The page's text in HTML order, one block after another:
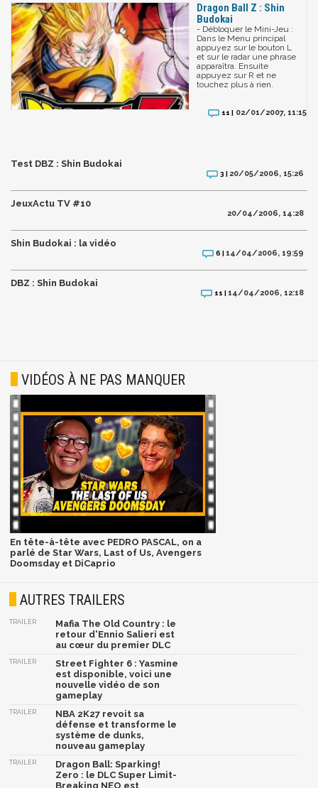
Dragon Ball Z : Shin
Budokai
- Débloquer le Mini-Jeu :
Dans le Menu principal
appuyez sur le bouton L
et sur le radar une phrase
apparaîtra. Ensuite
appuyez sur R et ne
touchez plus à rien.
11 | 02/01/2007, 11:15
Test DBZ : Shin Budokai
3 | 20/05/2006, 15:26
JeuxActu TV #10
20/04/2006, 14:28
Shin Budokai : la vidéo
6 |14/04/2006, 19:59
DBZ : Shin Budokai
11 |14/04/2006, 12:18
VIDÉOS À NE PAS MANQUER
En tête-à-tête avec PEDRO PASCAL, on a
parlé de Star Wars, Last of Us, Avengers
Doomsday et DiCaprio
AUTRES TRAILERS
TRAILER
Mafia The Old Country : le
retour d'Ennio Salieri est
au cœur du premier DLC
TRAILER
Street Fighter 6 : Yasmine
est disponible, voici une
nouvelle vidéo de son
gameplay
TRAILER
NBA 2K27 revoit sa
défense et transforme le
système de dunks,
nouveau gameplay
TRAILER
Dragon Ball: Sparking!
Zero : le DLC Super Limit-
Breaking NEO est